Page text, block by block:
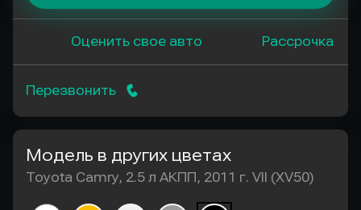
Оценить свое авто Рассрочка
Перезвонить
Модель в других цветах
Toyota Camry, 2.5 л АКПП, 2011 г. VII (XV50)